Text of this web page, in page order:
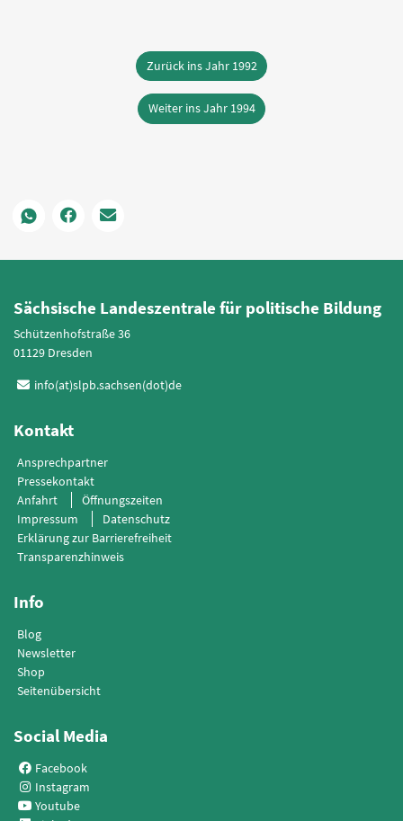
Zurück ins Jahr 1992
Weiter ins Jahr 1994
Sächsische Landeszentrale für politische Bildung
Schützenhofstraße 36
01129 Dresden
info(at)slpb.sachsen(dot)de
Kontakt
Ansprechpartner
Pressekontakt
Anfahrt
Öffnungszeiten
Impressum
Datenschutz
Erklärung zur Barrierefreiheit
Transparenzhinweis
Info
Blog
Newsletter
Shop
Seitenübersicht
Social Media
Facebook
Instagram
Youtube